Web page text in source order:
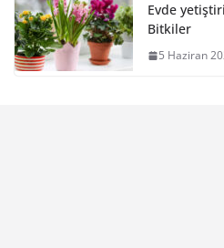
Evde
Bitkiler
5 Haziran